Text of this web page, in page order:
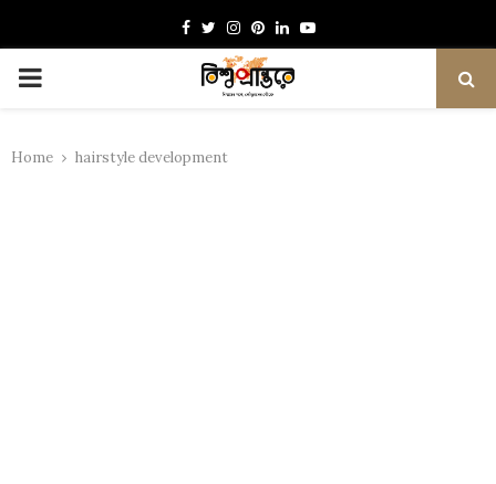
Facebook
TwitterInstagram
Pinterest
LinkedinYoutube
PRIMARY
Home hairstyle development